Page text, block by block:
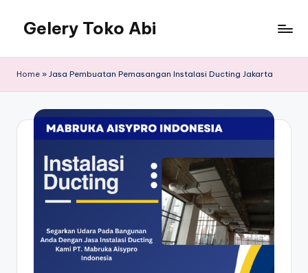
content
Gelery Toko Abi
Home » Jasa Pembuatan Pemasangan Instalasi Ducting Jakarta